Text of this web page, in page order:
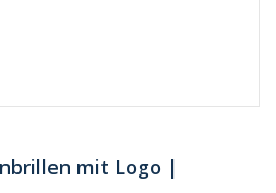
mit Logo |